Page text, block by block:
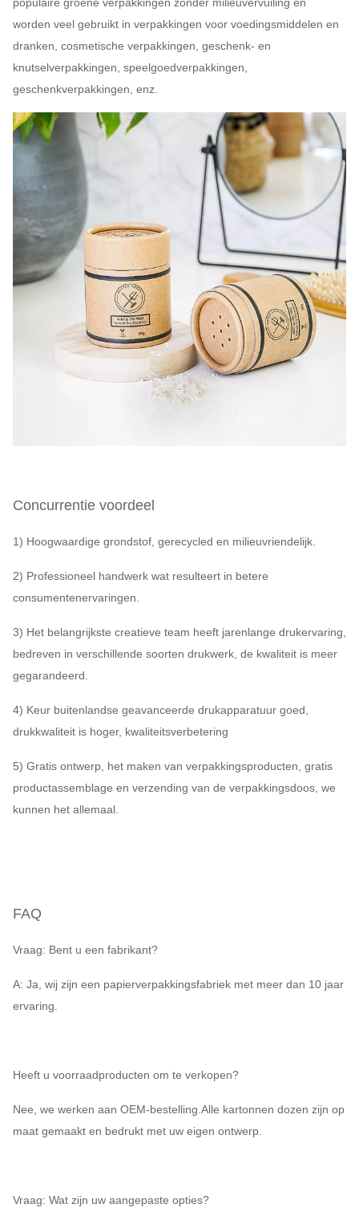
worden veel gebruikt in verpakkingen voor voedingsmiddelen en
dranken, cosmetische verpakkingen, geschenk- en
knutselverpakkingen, speelgoedverpakkingen,
geschenkverpakkingen, enz.
Concurrentie voordeel
1) Hoogwaardige grondstof, gerecycled en milieuvriendelijk.
2) Professioneel handwerk wat resulteert in betere
consumentenervaringen.
3) Het belangrijkste creatieve team heeft jarenlange drukervaring,
bedreven in verschillende soorten drukwerk, de kwaliteit is meer
gegarandeerd.
4) Keur buitenlandse geavanceerde drukapparatuur goed,
drukkwaliteit is hoger, kwaliteitsverbetering
5) Gratis ontwerp, het maken van verpakkingsproducten, gratis
productassemblage en verzending van de verpakkingsdoos, we
kunnen het allemaal.
FAQ
Vraag: Bent u een fabrikant?
A: Ja, wij zijn een papierverpakkingsfabriek met meer dan 10 jaar
ervaring.
Heeft u voorraadproducten om te verkopen?
Nee, we werken aan OEM-bestelling.Alle kartonnen dozen zijn op
maat gemaakt en bedrukt met uw eigen ontwerp.
Vraag: Wat zijn uw aangepaste opties?